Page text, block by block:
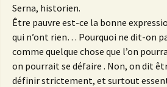
Serna, historien.
Être pauvre est-ce la bonne
qui n’ont rien… Pourquoi ne dit-on
comme quelque chose que l’on
on pourrait se défaire . Non, on dit
définir strictement, et surtout